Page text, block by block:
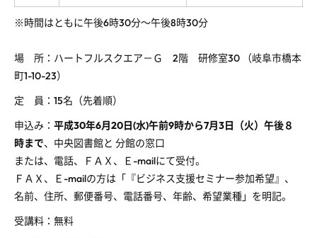
※時間はともに午後6時30分～午後8時30分
場 所：ハートフルスクエア－Ｇ 2階 研修室30 （岐阜市橋本
町1-10-23）
定 員：15名（先着順）
申込み： 平成30年6月20日(水)午前9時から7月3日（火）午後８
時まで、中央図書館と 分館の窓口
または、電話、ＦＡＸ、Ｅ-mailにて受付。
ＦＡＸ、Ｅ-mailの方は「『ビジネス支援セミナー参加希望』、
名前、住所、郵便番号、電話番号、年齢、希望業種」を明記。
受講料：無料